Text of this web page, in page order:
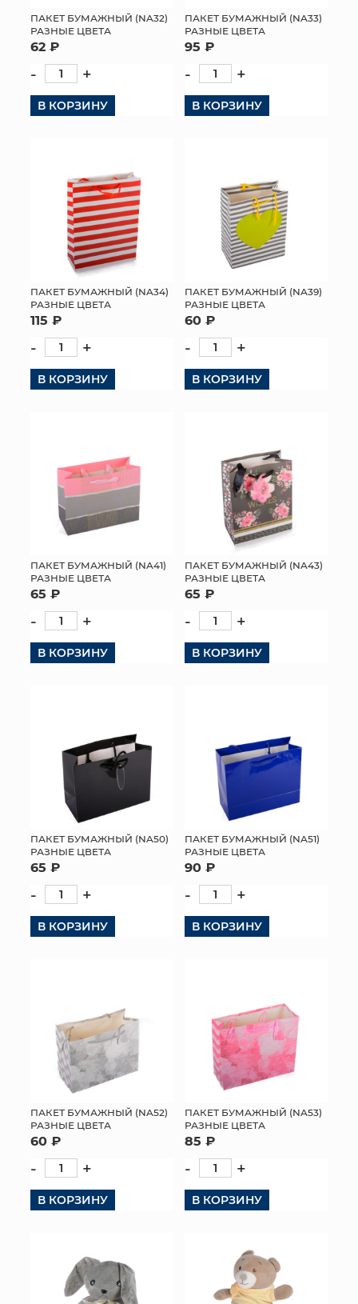
ПАКЕТ БУМАЖНЫЙ (NA32)
РАЗНЫЕ ЦВЕТА
62 ₽
- +
В КОРЗИНУ
ПАКЕТ БУМАЖНЫЙ (NA33)
РАЗНЫЕ ЦВЕТА
95 ₽
- +
В КОРЗИНУ
ПАКЕТ БУМАЖНЫЙ (NA34)
РАЗНЫЕ ЦВЕТА
115 ₽
- +
В КОРЗИНУ
ПАКЕТ БУМАЖНЫЙ (NA39)
РАЗНЫЕ ЦВЕТА
60 ₽
- +
В КОРЗИНУ
ПАКЕТ БУМАЖНЫЙ (NA41)
РАЗНЫЕ ЦВЕТА
65 ₽
- +
В КОРЗИНУ
ПАКЕТ БУМАЖНЫЙ (NA43)
РАЗНЫЕ ЦВЕТА
65 ₽
- +
В КОРЗИНУ
ПАКЕТ БУМАЖНЫЙ (NA50)
РАЗНЫЕ ЦВЕТА
65 ₽
- +
В КОРЗИНУ
ПАКЕТ БУМАЖНЫЙ (NA51)
РАЗНЫЕ ЦВЕТА
90 ₽
- +
В КОРЗИНУ
ПАКЕТ БУМАЖНЫЙ (NA52)
РАЗНЫЕ ЦВЕТА
60 ₽
- +
В КОРЗИНУ
ПАКЕТ БУМАЖНЫЙ (NA53)
РАЗНЫЕ ЦВЕТА
85 ₽
- +
В КОРЗИНУ